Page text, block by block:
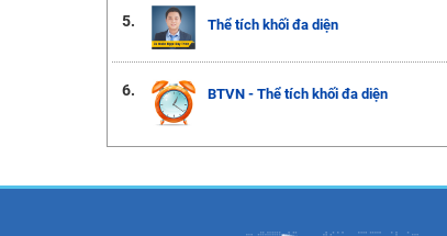
5. Thể tích khối đa diện
6. BTVN - Thể tích khối đa diện